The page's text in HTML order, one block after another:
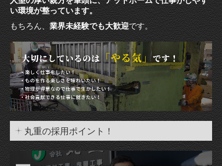
プライバシーポリシー
い環境が整っています。
もちろん、業界未経験でも大歓迎です。
丸重の採用ポイント！